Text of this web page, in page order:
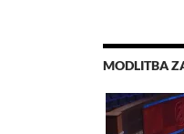
MODLITBA